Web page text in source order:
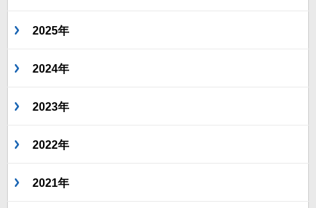
2025年
2024年
2023年
2022年
2021年